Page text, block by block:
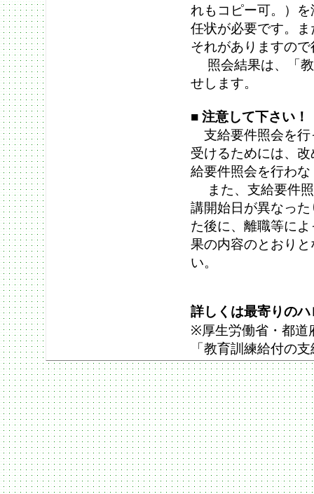
れもコピー可。）
任状が必要です。
それがありますの
照会結果は、「教
せします。
■ 注意して下さい！
支給要件照会を行
受けるためには、
給要件照会を行わ
また、支給要件照
講開始日が異なっ
た後に、離職等に
果の内容のとおり
い。
詳しくは最寄りの
※厚生労働省・都道
「教育訓練給付の